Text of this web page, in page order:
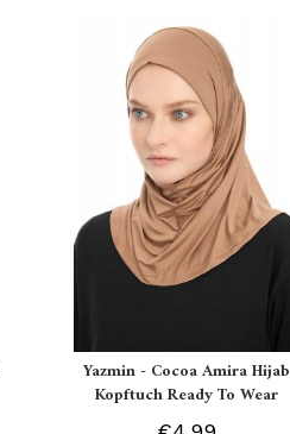
Yazmin - Cocoa Amira Hijab
Kopftuch Ready To Wear